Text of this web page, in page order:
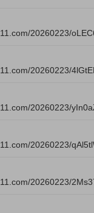
20260223/
20260223/
20260223/
20260223/
20260223/